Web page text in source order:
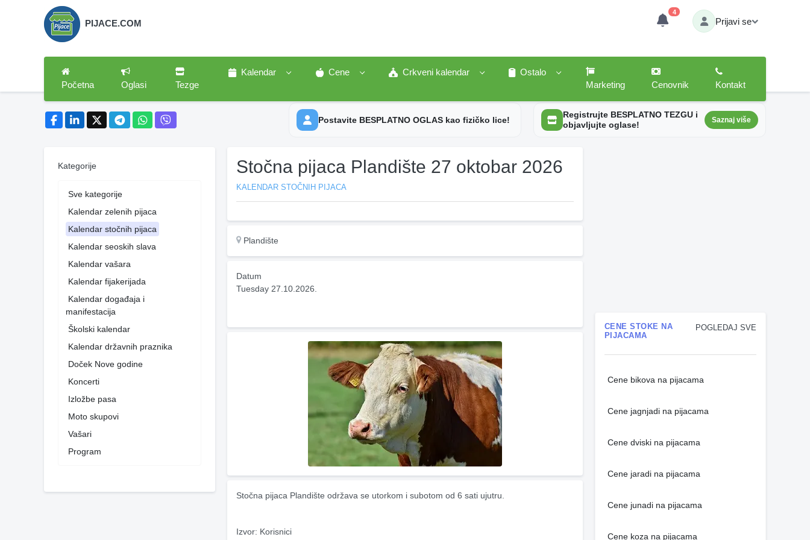
PIJACE.COM
4
Prijavi se
Početna Oglasi Tezge
Kalendar Cene Crkveni kalendar
Ostalo
Marketing
Cenovnik Kontakt
Postavite BESPLATNO OGLAS kao fizičko lice!
Registrujte BESPLATNO TEZGU i
objavljujte oglase!
Saznaj više
Kategorije
Sve kategorije
Kalendar zelenih pijaca
Kalendar stočnih pijaca
Kalendar seoskih slava
Kalendar vašara
Kalendar fijakerijada
Kalendar događaja i
manifestacija
Školski kalendar
Kalendar državnih praznika
Doček Nove godine
Koncerti
Izložbe pasa
Moto skupovi
Vašari
Program
Stočna pijaca Plandište 27 oktobar 2026
KALENDAR STOČNIH PIJACA
Plandište
Datum
Tuesday 27.10.2026.
Stočna pijaca Plandište održava se utorkom i subotom od 6 sati ujutru.
Izvor: Korisnici
POGLEDAJ SVE
CENE STOKE NA
PIJACAMA
Cene bikova na pijacama
Cene jagnjadi na pijacama
Cene dviski na pijacama
Cene jaradi na pijacama
Cene junadi na pijacama
Cene koza na pijacama